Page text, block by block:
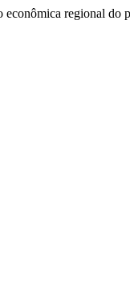
regional do